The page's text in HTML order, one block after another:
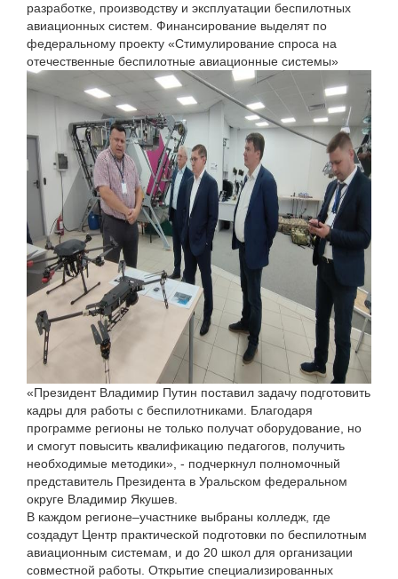
разработке, производству и эксплуатации беспилотных
авиационных систем. Финансирование выделят по
федеральному проекту «Стимулирование спроса на
отечественные беспилотные авиационные системы»
«Президент Владимир Путин поставил задачу подготовить
кадры для работы с беспилотниками. Благодаря
программе регионы не только получат оборудование, но
и смогут повысить квалификацию педагогов, получить
необходимые методики», - подчеркнул полномочный
представитель Президента в Уральском федеральном
округе Владимир Якушев.
В каждом регионе–участнике выбраны колледж, где
создадут Центр практической подготовки по беспилотным
авиационным системам, и до 20 школ для организации
совместной работы. Открытие специализированных